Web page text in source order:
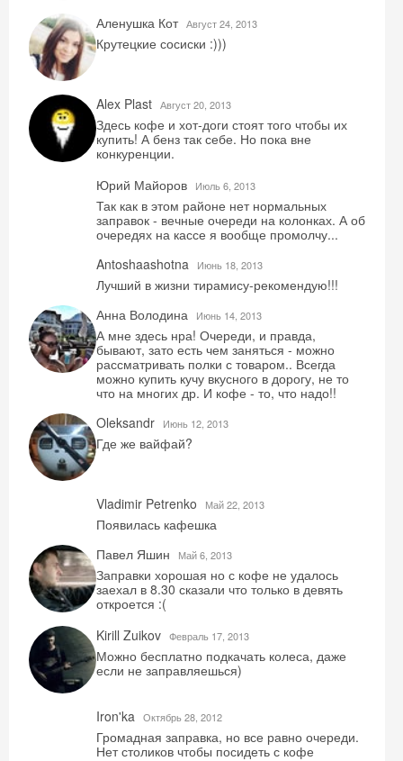
Аленушка Кот Август 24, 2013
Крутецкие сосиски :)))
Alex Plast Август 20, 2013
Здесь кофе и хот-доги стоят того чтобы их
купить! А бенз так себе. Но пока вне
конкуренции.
Юрий Майоров
Июль 6, 2013
Так как в этом районе нет нормальных
заправок - вечные очереди на колонках. А об
очередях на кассе я вообще промолчу...
Antoshaashotna
Июнь 18, 2013
Лучший в жизни тирамису-рекомендую!!!
Анна Володина
Июнь 14, 2013
А мне здесь нра! Очереди, и правда,
бывают, зато есть чем заняться - можно
рассматривать полки с товаром.. Всегда
можно купить кучу вкусного в дорогу, не то
что на многих др. И кофе - то, что надо!!
Oleksandr
Июнь 12, 2013
Где же вайфай?
Vladimir Petrenko Май 22, 2013
Появилась кафешка
Павел Яшин
Май 6, 2013
Заправки хорошая но с кофе не удалось
заехал в 8.30 сказали что только в девять
откроется :(
Kirill Zuikov Февраль 17, 2013
Можно бесплатно подкачать колеса, даже
если не заправляешься)
Iron'ka Октябрь 28, 2012
Громадная заправка, но все равно очереди.
Нет столиков чтобы посидеть с кофе
Скидка −5%
Хочешь дешевле? Оставь почту и получи
промокод на первое бронирование!
Получить промокод